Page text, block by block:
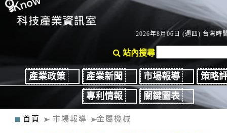
2026年8月06日 (週四) 台灣時
站內搜尋
產業政策 產業新聞 市場報導
策略
專利情報
關鍵圖表
首頁 市場報導 金屬機械